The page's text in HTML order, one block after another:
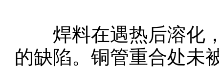
焊料在遇热后溶化，
的缺陷。铜管重合处未